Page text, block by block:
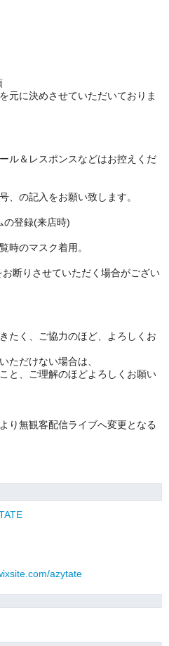
元に決めさせていただいておりま
ル＆レスポンスなどはお控えくだ
、の記入をお願い致します。
の登録(来店時)
時のマスク着用。
断りさせていただく場合がござい
たく、ご協力のほど、よろしくお
ただけない場合は、
と、ご理解のほどよろしくお願い
り無観客配信ライブへ変更となる
azytate